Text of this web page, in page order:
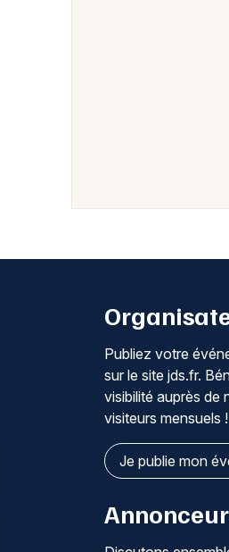
Publiez votre
sur le site jds.fr.
visibilité auprès de
visiteurs mensuels !
Je publie mon